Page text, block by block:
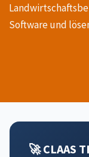
Software und
🚀 CLAAS